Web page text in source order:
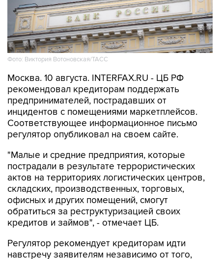
Фото: Виктория Вотоновская/ТАСС
Москва. 10 августа. INTERFAX.RU - ЦБ РФ
рекомендовал кредиторам поддержать
предпринимателей, пострадавших от
инцидентов с помещениями маркетплейсов.
Соответствующее информационное письмо
регулятор опубликовал на своем сайте.
"Малые и средние предприятия, которые
пострадали в результате террористических
актов на территориях логистических центров,
складских, производственных, торговых,
офисных и других помещений, смогут
обратиться за реструктуризацией своих
кредитов и займов", - отмечает ЦБ.
Регулятор рекомендует кредиторам идти
навстречу заявителям независимо от того,